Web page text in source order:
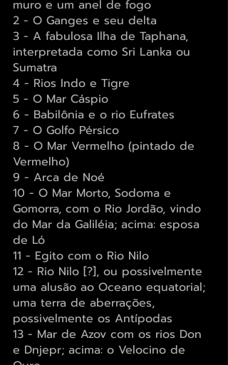
muro e um anel de fogo
2 - O Ganges e seu delta
3 - A fabulosa Ilha de Taphana,
interpretada como Sri Lanka ou
Sumatra
4 - Rios Indo e Tigre
5 - O Mar Cáspio
6 - Babilônia e o rio Eufrates
7 - O Golfo Pérsico
8 - O Mar Vermelho (pintado de
Vermelho)
9 - Arca de Noé
10 - O Mar Morto, Sodoma e
Gomorra, com o Rio Jordão, vindo
do Mar da Galiléia; acima: esposa
de Ló
11 - Egito com o Rio Nilo
12 - Rio Nilo [?], ou possivelmente
uma alusão ao Oceano equatorial;
uma terra de aberrações,
possivelmente os Antípodas
13 - Mar de Azov com os rios Don
e Dnjepr; acima: o Velocino de